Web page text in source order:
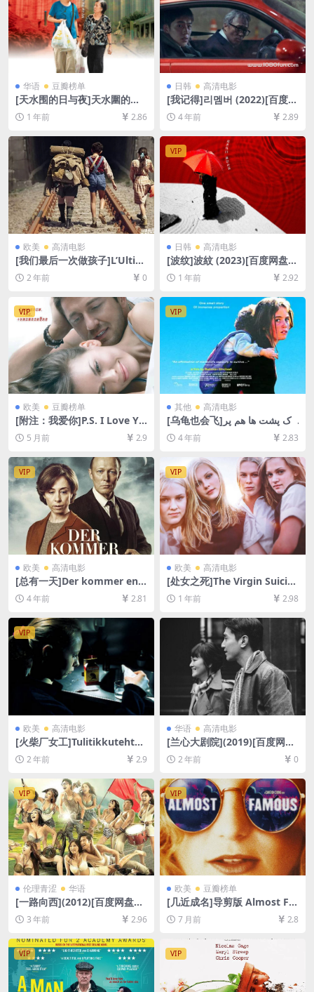
华语 豆瓣榜单
[天水围的日与夜]天水圍的日
與夜 (2008)[百度网盘+夸克网
盘1080P超清未删减资源][网
盘在线播放/下载][MP4/6.2G
B][中文字幕]
1 年前 2.86
日韩 高清电影
[我记得]리멤버 (2022)[百度网
盘+迅雷云盘资源1080P超清
未删减][MP4/8GB][韩语中字]
4 年前 2.89
欧美 高清电影
[我们最后一次做孩子]L’Ultim
a Volta Che Siamo Stati Ba
mbini (2023)[百度网盘+夸克
[网盘在线播放/下载][MP4/6.
9GB][中英字幕]
2 年前 0
VIP
日韩 高清电影
[波纹]波紋 (2023)[百度网盘
+夸克网盘1080P超清未删减
资源][网盘在线播放/下载][MP
1 年前 2.92
VIP
欧美 豆瓣榜单
[附注：我爱你]P.S. I Love Yo
u (2007)[百度网盘+夸克网盘1
080P超清未删减资源][网盘在
线播放/下载][MP4/8GB][中英
字幕]
5 月前 2.9
VIP
其他 高清电影
[乌龟也会飞]لاک پشت ها هم پر
واز می کنند (2004)[百度网盘
+迅雷云盘资源1080P超清未
删减][MP4/6GB][中文字幕]
4 年前 2.83
VIP
欧美 高清电影
[总有一天]Der kommer en d
ag (2016)[百度网盘+迅雷云盘
资源1080P超清未删减][MP4/
7.6GB][中文字幕]
4 年前 2.81
VIP
欧美 高清电影
[处女之死]The Virgin Suicid
es (1999)[百度网盘+夸克网盘
1080P超清未删减资源][网盘
在线播放/下载][MP4/6.9GB]
[中英字幕]
1 年前 2.98
VIP
欧美 高清电影
[火柴厂女工]Tulitikkutehtaa
n tyttö (1990)[百度网盘+迅
雷云盘1080P超清未删减资源]
5GB][中文字幕]
2 年前 2.9
华语 高清电影
[兰心大剧院](2019)[百度网盘
+夸克网盘1080P超清未删减
资源][网盘在线播放/下载][MP
2 年前 0
VIP
伦理青涩 华语
[一路向西](2012)[百度网盘
+夸克网盘1080P超清未删减
资源][网盘在线播放/下载][MP
4/7.6GB][粤语中字][视频文件
+防和谐加密压缩包]
3 年前 2.96
VIP
欧美 豆瓣榜单
[几近成名]导剪版 Almost Fa
mous (2000)[百度网盘+夸克
网盘1080P超清未删减资源]
[网盘在线播放/下载][MP4/11
GB][中英字幕]
7 月前 2.8
VIP VIP